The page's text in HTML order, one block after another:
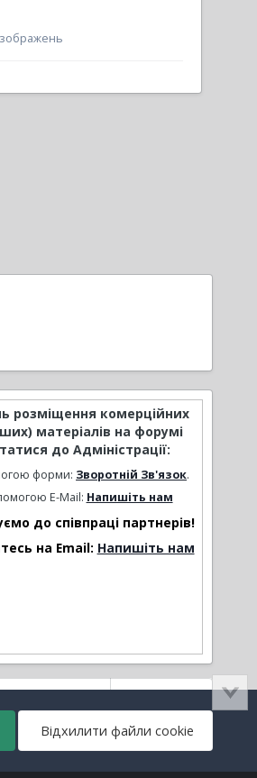
зображень
розміщення комерційних
матеріалів на форумі
до Адміністрації:
форми: Зворотній Зв'язок.
E-Mail: Напишіть нам
до співпраці партнерів!
на Email: Напишіть нам
Відхилити файли cookie